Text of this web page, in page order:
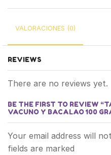
VALORACIONES (0)
REVIEWS
There are no reviews yet.
BE THE FIRST TO REVIEW
VACUNO Y BACALAO 100
Your email address will
fields are marked